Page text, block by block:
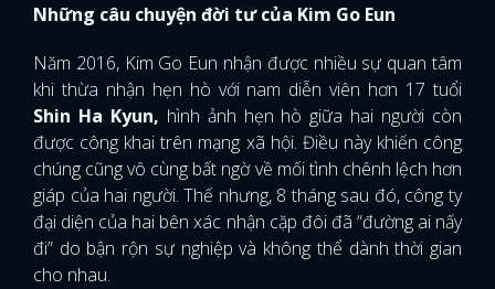
Những câu chuyện đời tư của Kim Go Eun
Năm 2016, Kim Go Eun nhận được nhiều sự quan tâm
khi thừa nhận hẹn hò với nam diễn viên hơn 17 tuổi
Shin Ha Kyun, hình ảnh hẹn hò giữa hai người còn
được công khai trên mạng xã hội. Điều này khiến công
chúng cũng vô cùng bất ngờ về mối tình chênh lệch hơn
giáp của hai người. Thế nhưng, 8 tháng sau đó, công ty
đại diện của hai bên xác nhận cặp đôi đã “đường ai nấy
đi” do bận rộn sự nghiệp và không thể dành thời gian
cho nhau.